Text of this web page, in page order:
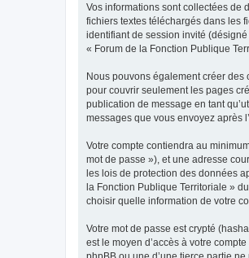
Vos informations sont collectées de
fichiers textes téléchargés dans les
identifiant de session invité
« Forum de la Fonction Publique
Nous pouvons également créer
pour couvrir seulement les pages
publication de message en tant
messages que vous envoyez après
Votre compte contiendra au
mot de passe »), et une adresse
les lois de protection des données
la Fonction Publique Territoriale »
choisir quelle information de votre
Votre mot de passe est crypté
est le moyen d’accès à votre